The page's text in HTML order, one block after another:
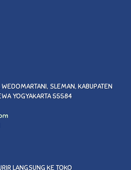
SLEMAN, KABUPATEN
YOGYAKARTA 55584
LANGSUNG KE TOKO